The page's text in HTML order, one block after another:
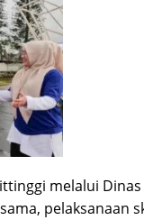
melalui
pelaksanaan